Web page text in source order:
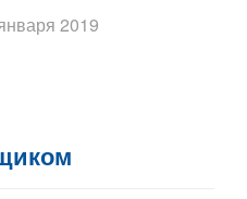
2019